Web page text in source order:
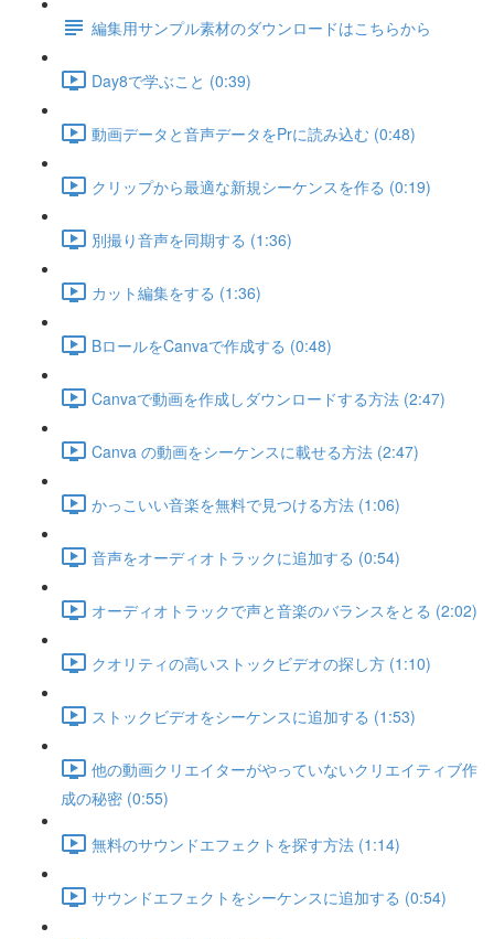
編集用サンプル素材のダウンロードはこちらから
Day8で学ぶこと (0:39)
動画データと音声データをPrに読み込む (0:48)
クリップから最適な新規シーケンスを作る (0:19)
別撮り音声を同期する (1:36)
カット編集をする (1:36)
BロールをCanvaで作成する (0:48)
Canvaで動画を作成しダウンロードする方法 (2:47)
Canva の動画をシーケンスに載せる方法 (2:47)
かっこいい音楽を無料で見つける方法 (1:06)
音声をオーディオトラックに追加する (0:54)
オーディオトラックで声と音楽のバランスをとる (2:02)
クオリティの高いストックビデオの探し方 (1:10)
ストックビデオをシーケンスに追加する (1:53)
他の動画クリエイターがやっていないクリエイティブ作
成の秘密 (0:55)
無料のサウンドエフェクトを探す方法 (1:14)
サウンドエフェクトをシーケンスに追加する (0:54)